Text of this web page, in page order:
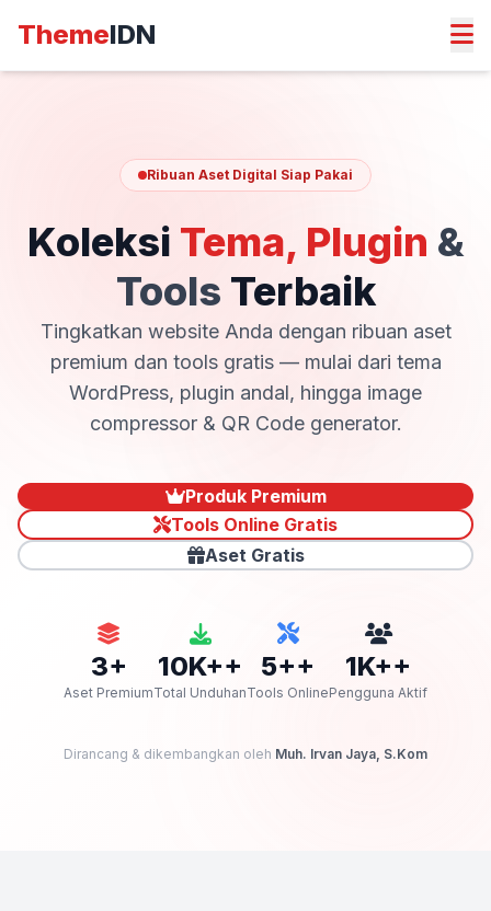
ThemeIDN
Ribuan Aset Digital Siap Pakai
Koleksi Tema, Plugin &
Tools Terbaik
Tingkatkan website Anda dengan ribuan aset
premium dan tools gratis — mulai dari tema
WordPress, plugin andal, hingga image
compressor & QR Code generator.
Produk Premium
Tools Online Gratis
Aset Gratis
3+
Aset Premium
10K++
Total Unduhan
5++
Tools Online
1K++
Pengguna Aktif
Dirancang & dikembangkan oleh Muh. Irvan Jaya, S.Kom